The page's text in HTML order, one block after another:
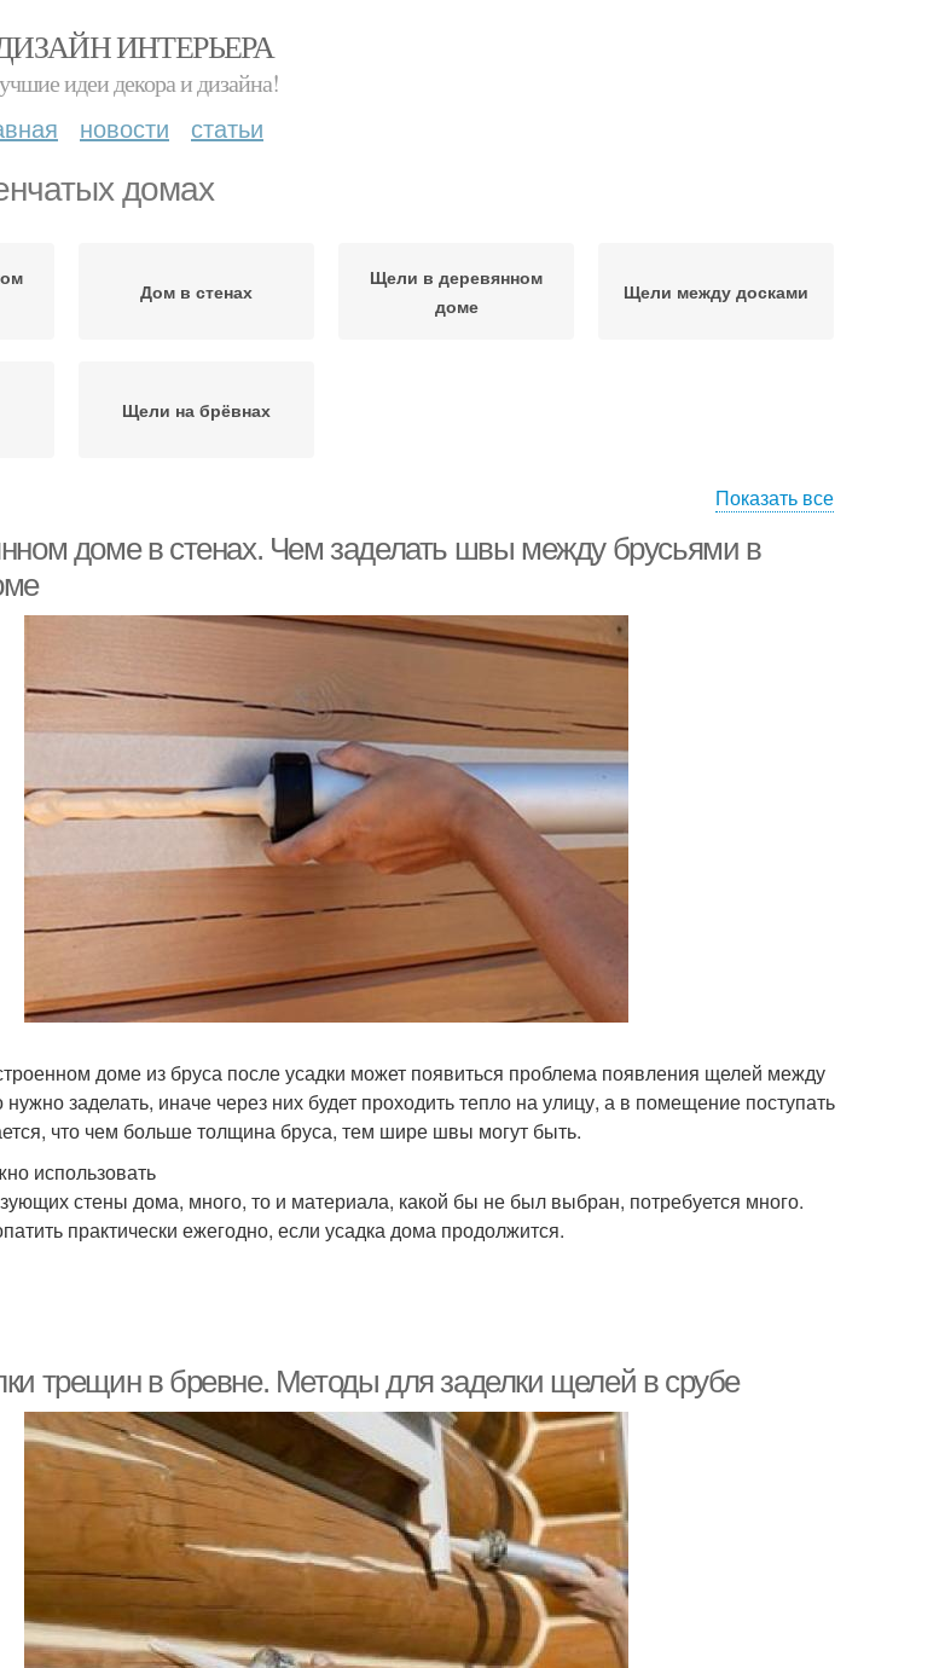
ИНТЕРЬЕРА
идеи декора и дизайна!
новости статьи
домах
Дом в стенах
Щели в деревянном
доме
Щели между досками
Щели на брёвнах
Показать все
доме в стенах. Чем заделать швы между брусьями в
доме из бруса после усадки может появиться проблема появления щелей между
заделать, иначе через них будет проходить тепло на улицу, а в помещение поступать
что чем больше толщина бруса, тем шире швы могут быть.
использовать
стены дома, много, то и материала, какой бы не был выбран, потребуется много.
практически ежегодно, если усадка дома продолжится.
трещин в бревне. Методы для заделки щелей в срубе